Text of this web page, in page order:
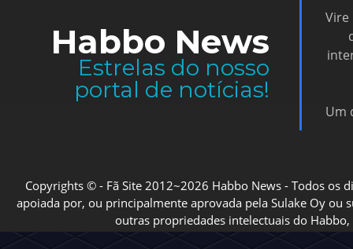
Habbo News
Estrelas do nosso
portal de notícias!
Vire
Um
Copyrights © - Fã Site 2012~2026 Habbo News - Todos os
apoiada por, ou principalmente aprovada pela Sulake Oy ou
outras propriedades intelectuais do